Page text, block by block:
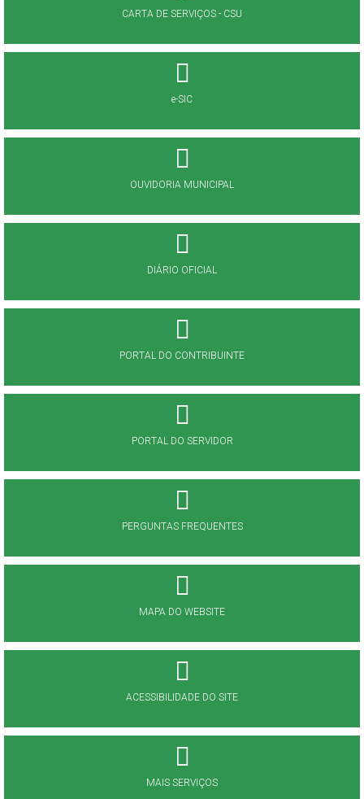
CARTA DE SERVIÇOS - CSU
e-SIC
OUVIDORIA MUNICIPAL
DIÁRIO OFICIAL
PORTAL DO CONTRIBUINTE
PORTAL DO SERVIDOR
PERGUNTAS FREQUENTES
MAPA DO WEBSITE
ACESSIBILIDADE DO SITE
MAIS SERVIÇOS